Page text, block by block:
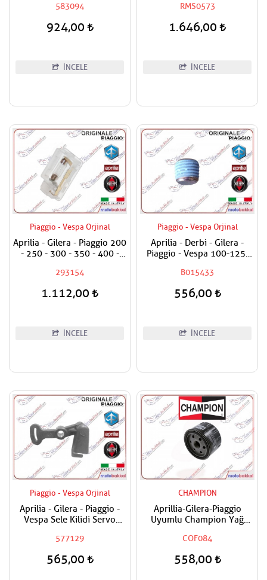
583094
924,00
İNCELE
Uyumlu RMS Sinter Ön Sağ-
Ön Sol-Arka Fren Balatası
RMS0573
1.646,00
İNCELE
Piaggio - Vespa Orjinal
Aprilia - Gilera - Piaggio 200
- 250 - 300 - 350 - 400 -
293154
1.112,00
İNCELE
Piaggio - Vespa Orjinal
Aprilia - Derbi - Gilera -
Piaggio - Vespa 100-125-
500-800-850 Karter Tapası
B015433
556,00
İNCELE
Piaggio - Vespa Orjinal
Aprilia - Gilera - Piaggio -
Vespa Sele Kilidi Servo
577129
565,00
CHAMPION
Aprillia-Gilera-Piaggio
Uyumlu Champion Yağ
COF084
558,00